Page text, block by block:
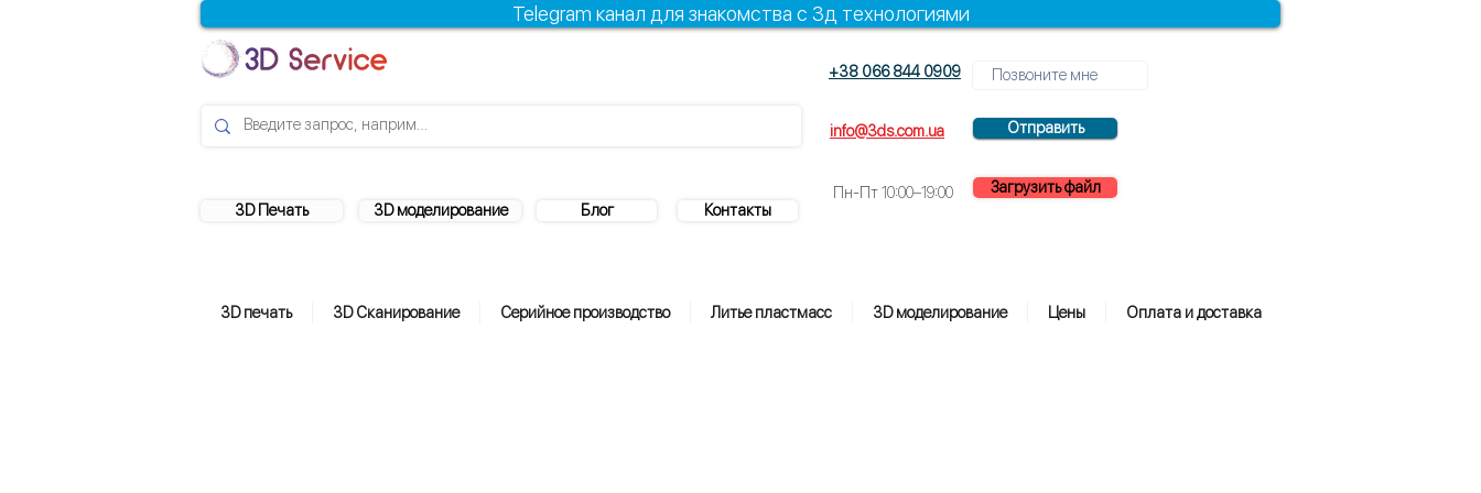
Telegram канал для знакомства с 3д технологиями
3D Печать 3D моделирование Блог Контакты
+38 066 844 0909
info@3ds.com.ua Отправить
Пн-Пт10:00–19:00 Загрузить файл
3D печать 3D Сканирование Серийное производство Литье пластмасс 3D моделирование Цены Оплата и доставка